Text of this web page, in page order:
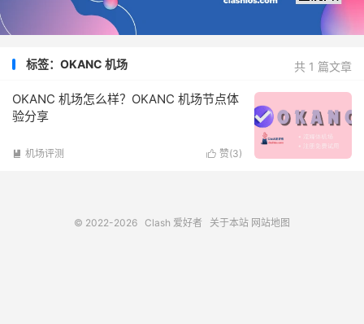
共 1 篇文章
标签：OKANC 机场
OKANC 机场怎么样？OKANC 机场节点体
验分享
 赞(3)
 机场评测
© 2022-2026 Clash 爱好者 关于本站 网站地图